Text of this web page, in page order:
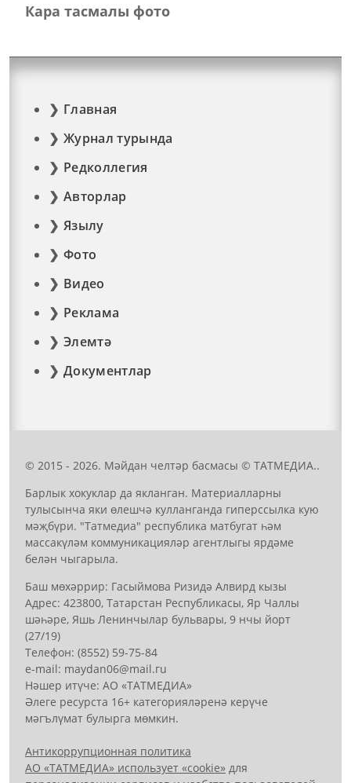
Кара тасмалы фото
Главная
Журнал турында
Редколлегия
Авторлар
Язылу
Фото
Видео
Реклама
Элемтә
Документлар
© 2015 - 2026. Мәйдан челтәр басмасы © ТАТМЕДИА..
Барлык хокуклар да якланган. Материалларны
тулысынча яки өлешчә кулланганда гиперссылка кую
мәҗбүри. "Татмедиа" республика матбугат һәм
массакүләм коммуникацияләр агентлыгы ярдәме
белән чыгарыла.
Баш мөхәррир: Гасыймова Ризидә Алвирд кызы
Адрес: 423800, Татарстан Республикасы, Яр Чаллы
шәһәре, Яшь Ленинчылар бульвары, 9 нчы йорт
(27/19)
Телефон: (8552) 59-75-84
е-mail: mауdаn06@mail.гu
Нәшер итүче: АО «ТАТМЕДИА»
Әлеге ресурста 16+ категорияләренә керүче
мәгълүмат булырга мөмкин.
Антикоррупционная политика
АО «ТАТМЕДИА» использует «cookie» для